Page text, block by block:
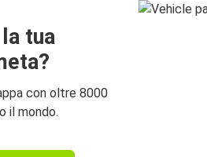
tua
con oltre 8000
il mondo.